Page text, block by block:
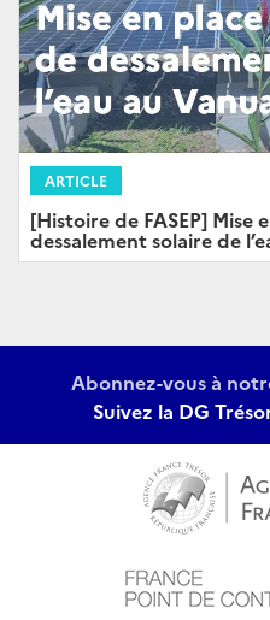
ARTICLE
[Histoire de FASEP] Mise
dessalement solaire de
Abonnez-vous à
Suivez la DG